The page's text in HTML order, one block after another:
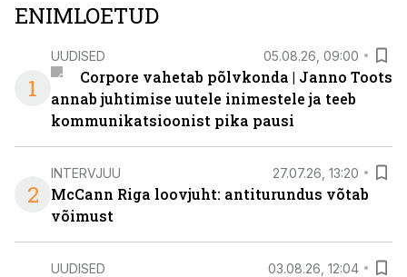
ENIMLOETUD
1
UUDISED 05.08.26, 09:00
Corpore vahetab põlvkonda | Janno Toots
annab juhtimise uutele inimestele ja teeb
kommunikatsioonist pika pausi
2
INTERVJUU 27.07.26, 13:20
McCann Riga loovjuht: antiturundus võtab
võimust
UUDISED 03.08.26, 12:04